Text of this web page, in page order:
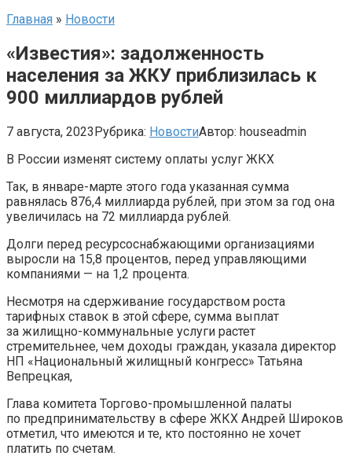
Главная » Новости
«Известия»: задолженность
населения за ЖКУ приблизилась к
900 миллиардов рублей
7 августа, 2023Рубрика: НовостиАвтор: houseadmin
В России изменят систему оплаты услуг ЖКХ
Так, в январе-марте этого года указанная сумма
равнялась 876,4 миллиарда рублей, при этом за год она
увеличилась на 72 миллиарда рублей.
Долги перед ресурсоснабжающими организациями
выросли на 15,8 процентов, перед управляющими
компаниями — на 1,2 процента.
Несмотря на сдерживание государством роста
тарифных ставок в этой сфере, сумма выплат
за жилищно-коммунальные услуги растет
стремительнее, чем доходы граждан, указала директор
НП «Национальный жилищный конгресс» Татьяна
Вепрецкая,
Глава комитета Торгово-промышленной палаты
по предпринимательству в сфере ЖКХ Андрей Широков
отметил, что имеются и те, кто постоянно не хочет
платить по счетам.